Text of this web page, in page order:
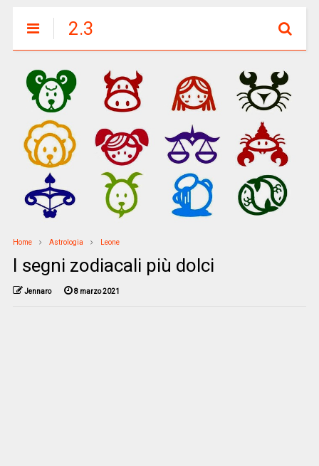
2.3
Home Astrologia Leone
I segni zodiacali più dolci
Jennaro 8 marzo 2021